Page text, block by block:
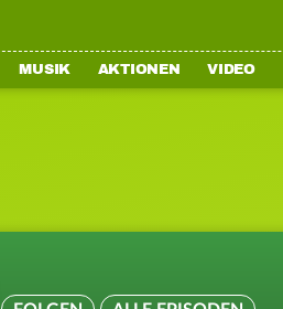
MUSIK AKTIONEN VIDEO